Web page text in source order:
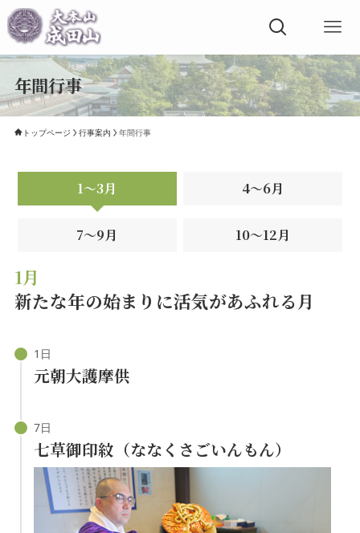
年間行事
トップページ 行事案内 年間行事
1〜3月 4〜6月
7〜9月 10〜12月
1月
新たな年の始まりに活気があふれる月
元朝大護摩供
七草御印紋（ななくさごいんもん）